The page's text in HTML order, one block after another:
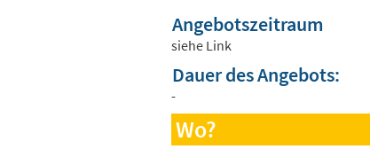
Angebotszeitraum
siehe Link
Dauer des Angebots:
-
Wo?